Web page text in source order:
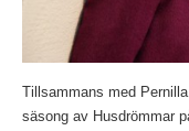
Tillsammans med
säsong av Husdrömmar